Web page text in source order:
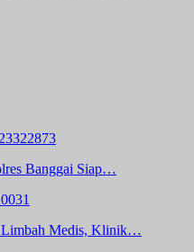
Banggai Siap…
Limbah Medis, Klinik…